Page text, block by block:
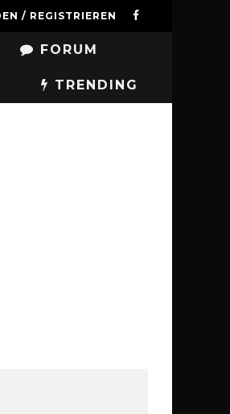
/ REGISTRIEREN
FORUM
TRENDING